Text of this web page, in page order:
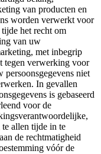
van producten en
worden verwerkt voor
het recht om
van uw
met inbegrip
tegen verwerking voor
niet
In gevallen
is gebaseerd
voor de
allen tijde in te
de rechtmatigheid
vóór de